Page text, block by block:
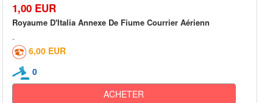
1,00 EUR
Royaume D'Italia Annexe De Fiume Courrier Aérienn
6,00 EUR
0
ACHETER